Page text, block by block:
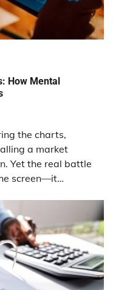
How Mental
the charts,
a market
Yet the real battle
screen—it…